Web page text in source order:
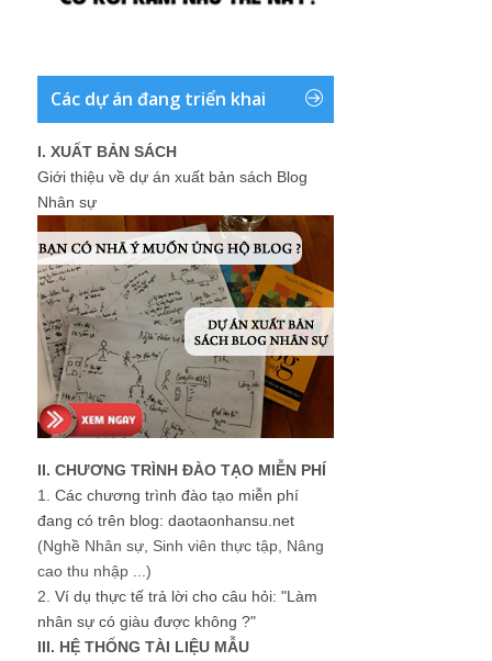
Các dự án đang triển khai
I. XUẤT BẢN SÁCH
Giới thiệu về dự án xuất bản sách Blog
Nhân sự
II. CHƯƠNG TRÌNH ĐÀO TẠO MIỄN PHÍ
1. Các chương trình đào tạo miễn phí
đang có trên blog: daotaonhansu.net
(Nghề Nhân sự, Sinh viên thực tập, Nâng
cao thu nhập ...)
2. Ví dụ thực tế trả lời cho câu hỏi: "Làm
nhân sự có giàu được không ?"
III. HỆ THỐNG TÀI LIỆU MẪU